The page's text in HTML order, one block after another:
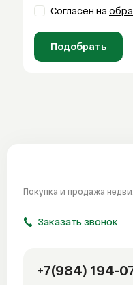
Согласен на
Подобрать
Покупка и продажа
Заказать звонок
+7(984) 194-